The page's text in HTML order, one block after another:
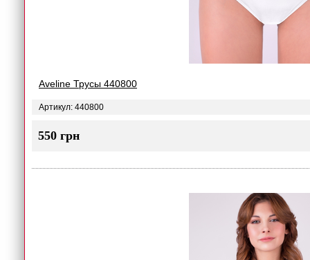
Aveline Трусы 440800
Артикул: 440800
550 грн